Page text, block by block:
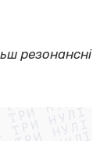
резонансні
НУЛІ
НУЛІ
НУЛІ
НУЛІ